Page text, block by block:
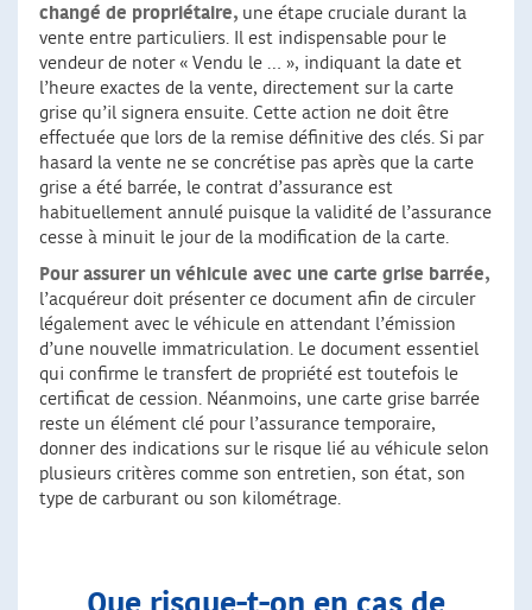
changé de propriétaire, une étape cruciale durant la
vente entre particuliers. Il est indispensable pour le
vendeur de noter « Vendu le … », indiquant la date et
l’heure exactes de la vente, directement sur la carte
grise qu’il signera ensuite. Cette action ne doit être
effectuée que lors de la remise définitive des clés. Si par
hasard la vente ne se concrétise pas après que la carte
grise a été barrée, le contrat d’assurance est
habituellement annulé puisque la validité de l’assurance
cesse à minuit le jour de la modification de la carte.
Pour assurer un véhicule avec une carte grise barrée,
l’acquéreur doit présenter ce document afin de circuler
légalement avec le véhicule en attendant l’émission
d’une nouvelle immatriculation. Le document essentiel
qui confirme le transfert de propriété est toutefois le
certificat de cession. Néanmoins, une carte grise barrée
reste un élément clé pour l’assurance temporaire,
donner des indications sur le risque lié au véhicule selon
plusieurs critères comme son entretien, son état, son
type de carburant ou son kilométrage.